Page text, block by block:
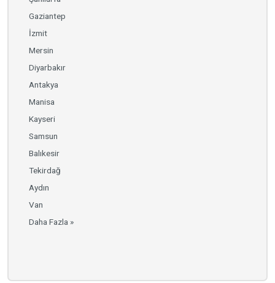
Gaziantep
İzmit
Mersin
Diyarbakır
Antakya
Manisa
Kayseri
Samsun
Balıkesir
Tekirdağ
Aydın
Van
Daha Fazla »